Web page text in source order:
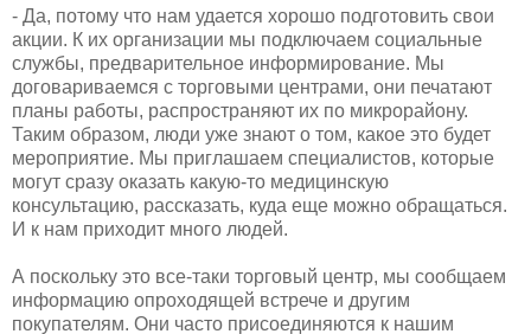
​- Да, потому что нам удается хорошо подготовить свои
акции. К их организации мы подключаем социальные
службы, предварительное информирование. Мы
договариваемся с торговыми центрами, они печатают
планы работы, распространяют их по микрорайону.
Таким образом, люди уже знают о том, какое это будет
мероприятие. Мы приглашаем специалистов, которые
могут сразу оказать какую-то медицинскую
консультацию, рассказать, куда еще можно обращаться.
И к нам приходит много людей.
​А поскольку это все-таки торговый центр, мы сообщаем
информацию опроходящей встрече и другим
покупателям. Они часто присоединяются к нашим